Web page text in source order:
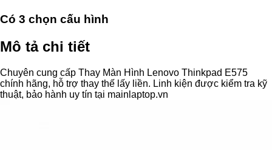
Có 3 chọn cấu hình
Mô tả chi tiết
Chuyên cung cấp Thay Màn Hình Lenovo Thinkpad E575
chính hãng, hỗ trợ thay thế lấy liền. Linh kiện được kiểm tra kỹ
thuật, bảo hành uy tín tại mainlaptop.vn